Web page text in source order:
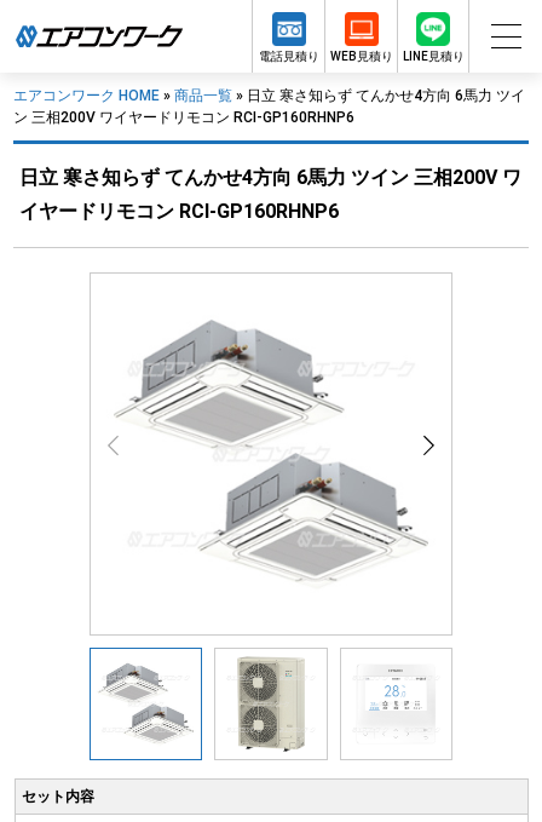
電話見積り WEB見積り LINE見積り
エアコンワーク HOME » 商品一覧 » 日立 寒さ知らず てんかせ4方向 6馬力 ツイ
ン 三相200V ワイヤードリモコン RCI-GP160RHNP6
日立 寒さ知らず てんかせ4方向 6馬力 ツイン 三相200V ワ
イヤードリモコン RCI-GP160RHNP6
セット内容